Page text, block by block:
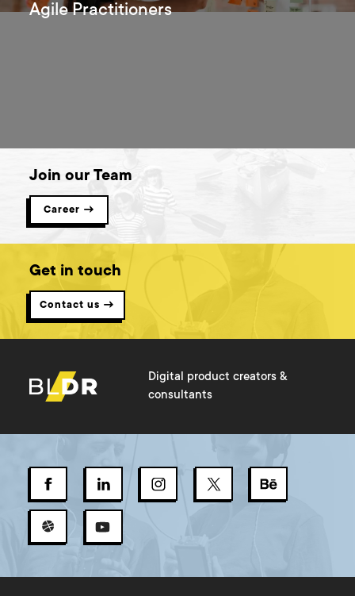
Agile Practitioners
Join our Team
Career →
Get in touch
Contact us →
Digital product creators &
consultants